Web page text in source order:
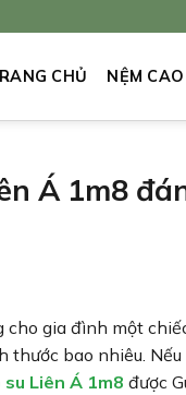
CHỦ NỆM
Á 1m8
gia đình một
bao nhiêu.
su Liên Á 1m8 được